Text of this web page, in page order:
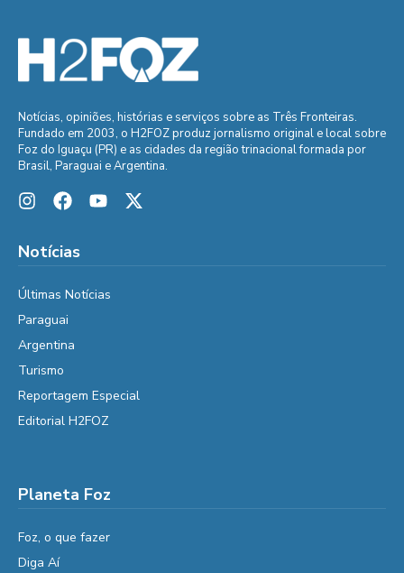
Notícias, opiniões, histórias e serviços sobre as Três Fronteiras.
Fundado em 2003, o H2FOZ produz jornalismo original e local sobre
Foz do Iguaçu (PR) e as cidades da região trinacional formada por
Brasil, Paraguai e Argentina.
Notícias
Últimas Notícias
Paraguai
Argentina
Turismo
Reportagem Especial
Editorial H2FOZ
Planeta Foz
Foz, o que fazer
Diga Aí